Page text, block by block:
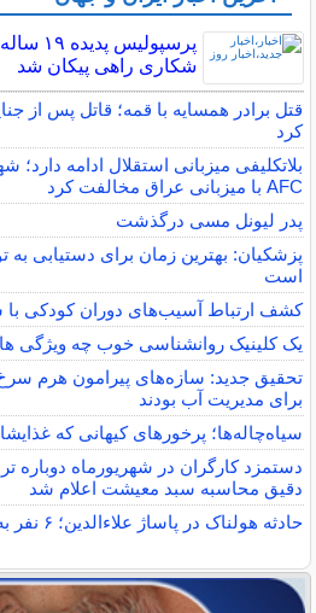
شکاری راهی پیکان شد
قتل برادر همسایه با قمه؛ قاتل پس از
کرد
بلاتکلیفی میزبانی استقلال ادامه
AFC با میزبانی عراق مخالفت کرد
پدر لیونل مسی درگذشت
پزشکیان: بهترین زمان برای دستیابی به
است
کشف ارتباط آسیب‌های دوران کودکی با
یک کلینیک روانشناسی خوب چه ویژگی
تحقیق جدید: سازه‌های پیرامون هرم
برای مدیریت آب بودند
سیاه‌چاله‌ها؛ پرخورهای کیهانی که
دستمزد کارگران در شهریورماه دوباره
دقیق محاسبه سبد معیشت اعلام شد
حادثه هولناک در پاساژ علاءالدین؛ ۶ نفر به بیمارستان منتقل شدند